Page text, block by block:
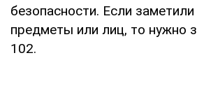
безопасности. Если
предметы или лиц, то нужно
102.